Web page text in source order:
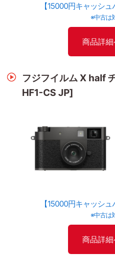
【15000円キャッシュ
※中古は
商品詳
フジフイルム X half
HF1-CS JP]
【15000円キャッシュ
※中古は
商品詳